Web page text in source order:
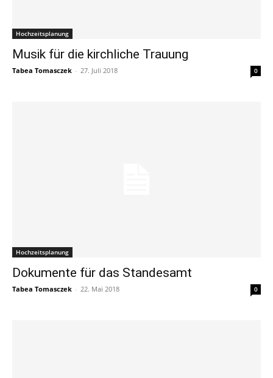
Hochzeitsplanung
Musik für die kirchliche Trauung
Tabea Tomasczek - 27. Juli 2018 0
Hochzeitsplanung
Dokumente für das Standesamt
Tabea Tomasczek - 22. Mai 2018 0